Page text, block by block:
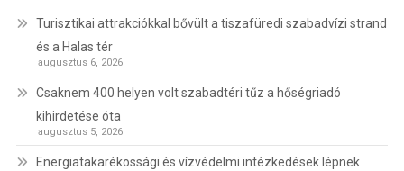
Turisztikai attrakciókkal bővült a tiszafüredi szabadvízi strand
és a Halas tér
augusztus 6, 2026
Csaknem 400 helyen volt szabadtéri tűz a hőségriadó
kihirdetése óta
augusztus 5, 2026
Energiatakarékossági és vízvédelmi intézkedések lépnek